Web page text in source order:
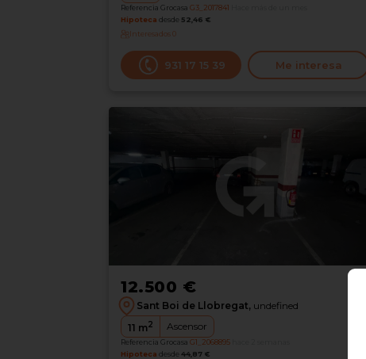
Referencia Grocasa G3_2017841
Hipoteca desde 52,46 €
Interesados0
931 17 15 39 Me interesa
12.500 €
Sant Boi de Llobregat, undefined
11 m2 Ascensor
Referencia Grocasa G1_2068895
Hipoteca desde 44,87 €